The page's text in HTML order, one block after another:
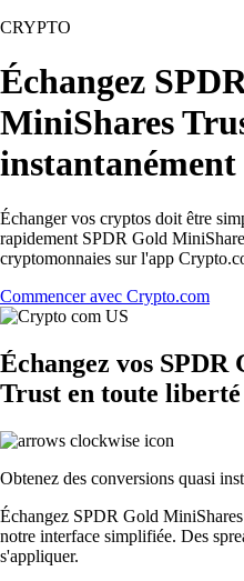
CRYPTO
Échangez
MiniShares
instantanément
Échanger vos cryptos doit être
rapidement SPDR Gold
cryptomonnaies sur l'app
Commencer avec Crypto.com
Échangez vos
Trust en toute
Obtenez des conversions quasi
Échangez SPDR Gold
notre interface simplifiée. Des
s'appliquer.